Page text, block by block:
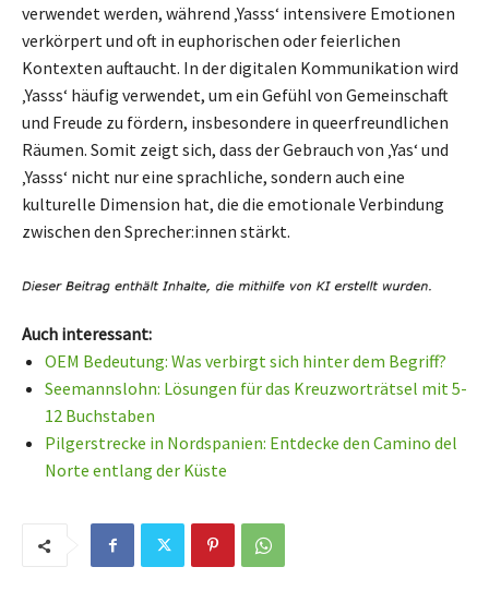
verwendet werden, während ‚Yasss‘ intensivere Emotionen
verkörpert und oft in euphorischen oder feierlichen
Kontexten auftaucht. In der digitalen Kommunikation wird
‚Yasss‘ häufig verwendet, um ein Gefühl von Gemeinschaft
und Freude zu fördern, insbesondere in queerfreundlichen
Räumen. Somit zeigt sich, dass der Gebrauch von ‚Yas‘ und
‚Yasss‘ nicht nur eine sprachliche, sondern auch eine
kulturelle Dimension hat, die die emotionale Verbindung
zwischen den Sprecher:innen stärkt.
Auch interessant:
OEM Bedeutung: Was verbirgt sich hinter dem Begriff?
Seemannslohn: Lösungen für das Kreuzworträtsel mit 5-
12 Buchstaben
Pilgerstrecke in Nordspanien: Entdecke den Camino del
Norte entlang der Küste